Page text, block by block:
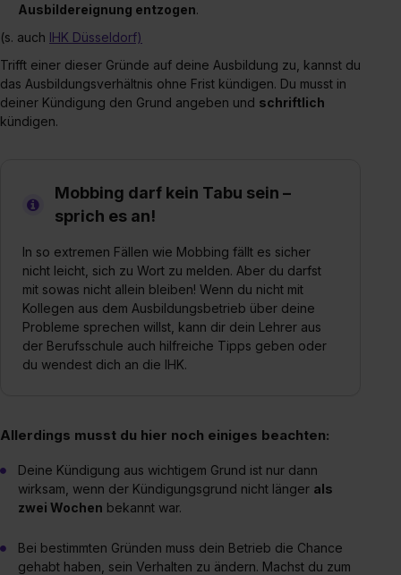
Ausbildereignung entzogen.
(s. auch IHK Düsseldorf)
Trifft einer dieser Gründe auf deine Ausbildung zu, kannst du
das Ausbildungsverhältnis ohne Frist kündigen. Du musst in
deiner Kündigung den Grund angeben und schriftlich
kündigen.
Mobbing darf kein Tabu sein –
sprich es an!
In so extremen Fällen wie Mobbing fällt es sicher
nicht leicht, sich zu Wort zu melden. Aber du darfst
mit sowas nicht allein bleiben! Wenn du nicht mit
Kollegen aus dem Ausbildungsbetrieb über deine
Probleme sprechen willst, kann dir dein Lehrer aus
der Berufsschule auch hilfreiche Tipps geben oder
du wendest dich an die IHK.
Allerdings musst du hier noch einiges beachten:
Deine Kündigung aus wichtigem Grund ist nur dann
wirksam, wenn der Kündigungsgrund nicht länger als
zwei Wochen bekannt war.
Bei bestimmten Gründen muss dein Betrieb die Chance
gehabt haben, sein Verhalten zu ändern. Machst du zum